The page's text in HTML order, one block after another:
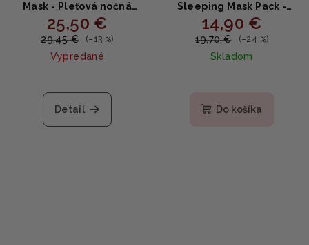
Mask - Pleťová nočná
maska 60ml
25,50 €
29,45 € (–13 %)
Vypredané
Detail
Sleeping Mask Pack -
Nočná maska s morskou
vodou a pantenolom
14,90 €
19,70 € (–24 %)
Skladom
produktu
Do košíka